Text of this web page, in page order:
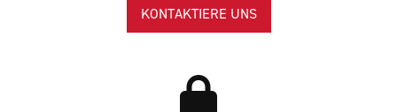
KONTAKTIERE UNS